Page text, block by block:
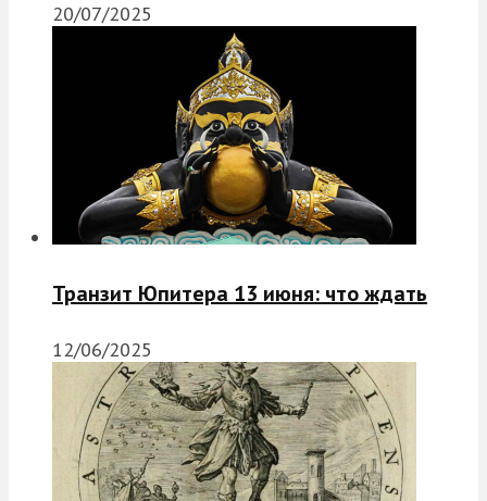
20/07/2025
Транзит Юпитера 13 июня: что ждать
12/06/2025